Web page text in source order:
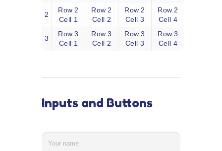
2
Row 2
Cell 1
Row 2
Cell 2
Row 2
Cell 3
Row 2
Cell 4
3
Row 3
Cell 1
Row 3
Cell 2
Row 3
Cell 3
Row 3
Cell 4
Inputs and Buttons